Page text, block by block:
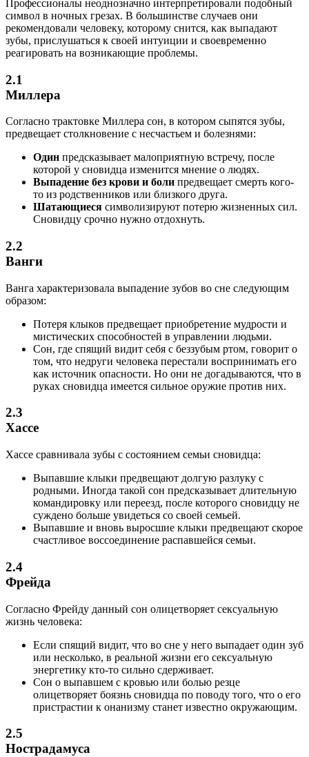
Профессионалы неоднозначно интерпретировали подобный
символ в ночных грезах. В большинстве случаев они
рекомендовали человеку, которому снится, как выпадают
зубы, прислушаться к своей интуиции и своевременно
реагировать на возникающие проблемы.
2.1
Миллера
Согласно трактовке Миллера сон, в котором сыпятся зубы,
предвещает столкновение с несчастьем и болезнями:
Один предсказывает малоприятную встречу, после
которой у сновидца изменится мнение о людях.
Выпадение без крови и боли предвещает смерть кого-
то из родственников или близкого друга.
Шатающиеся символизируют потерю жизненных сил.
Сновидцу срочно нужно отдохнуть.
2.2
Ванги
Ванга характеризовала выпадение зубов во сне следующим
образом:
Потеря клыков предвещает приобретение мудрости и
мистических способностей в управлении людьми.
Сон, где спящий видит себя с беззубым ртом, говорит о
том, что недруги человека перестали воспринимать его
как источник опасности. Но они не догадываются, что в
руках сновидца имеется сильное оружие против них.
2.3
Хассе
Хассе сравнивала зубы с состоянием семьи сновидца:
Выпавшие клыки предвещают долгую разлуку с
родными. Иногда такой сон предсказывает длительную
командировку или переезд, после которого сновидцу не
суждено больше увидеться со своей семьей.
Выпавшие и вновь выросшие клыки предвещают скорое
счастливое воссоединение распавшейся семьи.
2.4
Фрейда
Согласно Фрейду данный сон олицетворяет сексуальную
жизнь человека:
Если спящий видит, что во сне у него выпадает один зуб
или несколько, в реальной жизни его сексуальную
энергетику кто-то сильно сдерживает.
Сон о выпавшем с кровью или болью резце
олицетворяет боязнь сновидца по поводу того, что о его
пристрастии к онанизму станет известно окружающим.
2.5
Нострадамуса